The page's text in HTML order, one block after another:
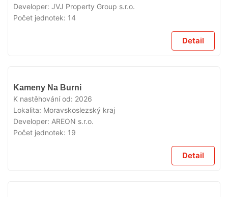
Developer: JVJ Property Group s.r.o.
Počet jednotek: 14
Detail
Kameny Na Burni
K nastěhování od: 2026
Lokalita: Moravskoslezský kraj
Developer: AREON s.r.o.
Počet jednotek: 19
Detail